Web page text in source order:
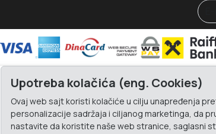
Upotreba kolačića (eng. Cookies)
Ovaj web sajt koristi kolačiće u cilju unapređenja
personalizacije sadržaja i ciljanog marketinga, da
nastavite da koristite naše web stranice, saglasni